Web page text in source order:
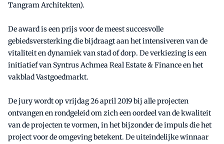
Tangram Architekten).
De award is een prijs voor de meest succesvolle
gebiedsversterking die bijdraagt aan het intensiveren van de
vitaliteit en dynamiek van stad of dorp. De verkiezing is een
initiatief van Syntrus Achmea Real Estate & Finance en het
vakblad Vastgoedmarkt.
De jury wordt op vrijdag 26 april 2019 bij alle projecten
ontvangen en rondgeleid om zich een oordeel van de kwaliteit
van de projecten te vormen, in het bijzonder de impuls die het
project voor de omgeving betekent. De uiteindelijke winnaar